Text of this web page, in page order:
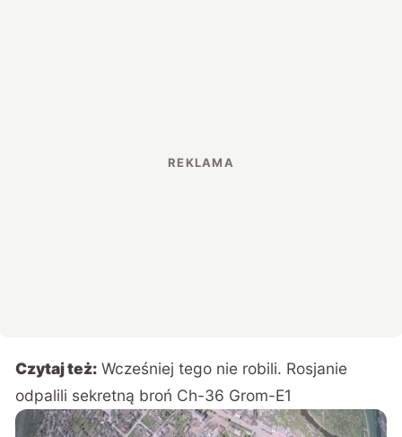
Czytaj też: Wcześniej tego nie robili. Rosjanie
odpalili sekretną broń Ch-36 Grom-E1